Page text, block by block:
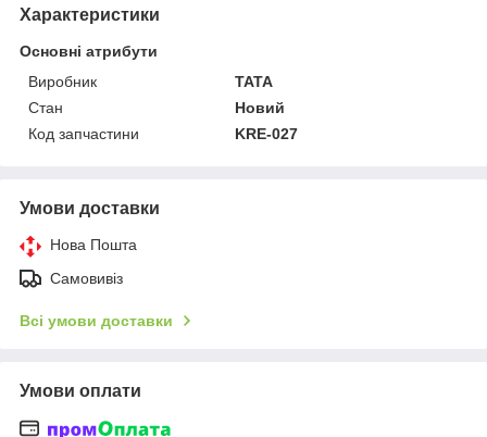
Характеристики
Основні атрибути
Виробник
TATA
Стан
Новий
Код запчастини
KRE-027
Умови доставки
Нова Пошта
Самовивіз
Всі умови доставки
Умови оплати